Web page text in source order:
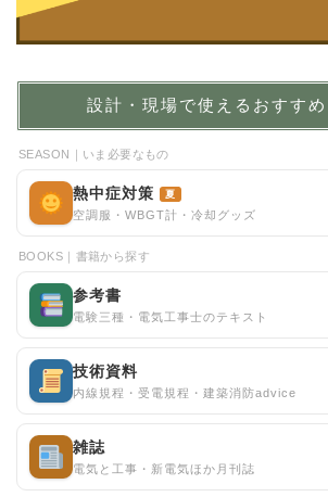
設計・現場で使えるおすす
SEASON｜いま必要なもの
熱中症対策 夏
空調服・WBGT計・冷却グッズ
BOOKS｜書籍から探す
参考書
電験三種・電気工事士のテキスト
技術資料
内線規程・受電規程・建築消防advice
雑誌
電気と工事・新電気ほか月刊誌